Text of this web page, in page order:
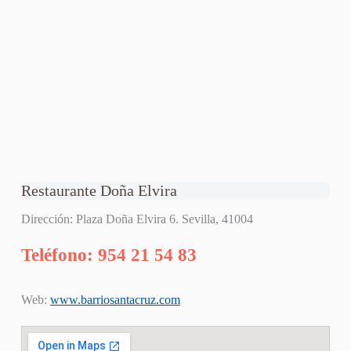
Restaurante Doña Elvira
Dirección: Plaza Doña Elvira 6. Sevilla, 41004
Teléfono: 954 21 54 83
Web: www.barriosantacruz.com